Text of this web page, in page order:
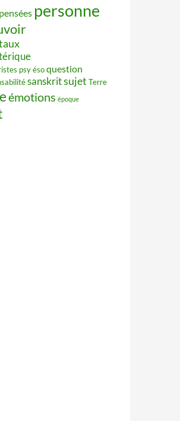
pensées personne
psy ésoquestion
sanskritsujet Terre
émotions époque